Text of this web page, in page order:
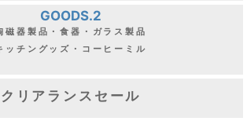
GOODS.2
磁器製品・食器・ガラス製品
ッチングッズ・コーヒーミル
クリアランスセール